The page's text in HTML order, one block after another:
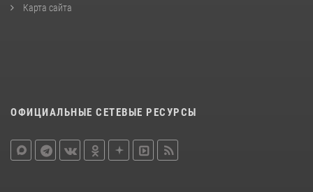
Карта сайта
ОФИЦИАЛЬНЫЕ СЕТЕВЫЕ РЕСУРСЫ